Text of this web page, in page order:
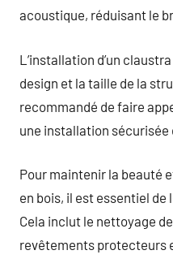
acoustique, réduisant le
L’installation d’un
design et la taille de la
recommandé de faire
une installation sécurisée
Pour maintenir la beauté
en bois, il est essentiel
Cela inclut le nettoyage
revêtements protecteurs